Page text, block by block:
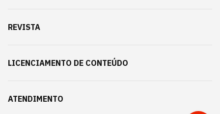
REVISTA
LICENCIAMENTO DE CONTEÚDO
ATENDIMENTO